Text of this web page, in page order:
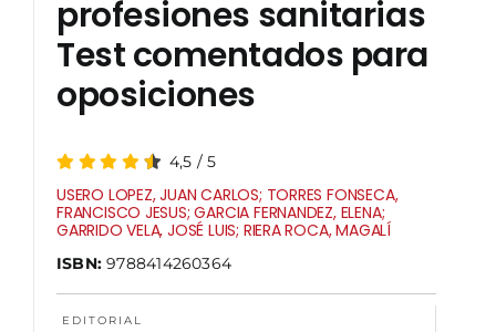
profesiones sanitarias
Test comentados para
oposiciones
4,5 /5
USERO LOPEZ, JUAN CARLOS; TORRES FONSECA,
FRANCISCO JESUS; GARCIA FERNANDEZ, ELENA;
GARRIDO VELA, JOSÉ LUIS; RIERA ROCA, MAGALÍ
ISBN:9788414260364
EDITORIAL